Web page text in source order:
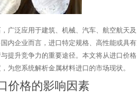
广泛应用于建筑、机械、汽车、航空航天
内企业而言，进口特定规格、高性能或具
提升竞争力的重要途径。本文将从进口价
为您系统解析金属材料进口的市场现状。
价格的影响因素